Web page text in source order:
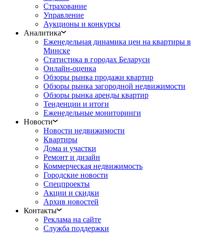
Страхование
Управление
Аукционы и конкурсы
Аналитика
Еженедельная динамика цен на квартиры в
Минске
Статистика в городах Беларуси
Онлайн-оценка
Обзоры рынка продажи квартир
Обзоры рынка загородной недвижимости
Обзоры рынка аренды квартир
Тенденции и итоги
Еженедельные мониторинги
Новости
Новости недвижимости
Квартиры
Дома и участки
Ремонт и дизайн
Коммерческая недвижимость
Городские новости
Спецпроекты
Акции и скидки
Архив новостей
Контакты
Реклама на сайте
Служба поддержки